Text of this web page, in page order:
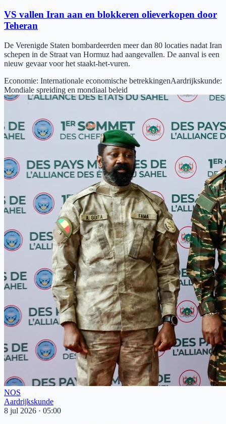
VS vallen Iran aan en blokkeren olieverkopen door
Teheran
De Verenigde Staten bombardeerden meer dan 80 locaties nadat Iran
schepen in de Straat van Hormuz had aangevallen. De aanval is een
nieuw gevaar voor het staakt-het-vuren.
Economie: Internationale economische betrekkingenAardrijkskunde:
Mondiale spreiding en mondiaal beleid
NOS
Aardrijkskunde
8 jul 2026 · 05:00